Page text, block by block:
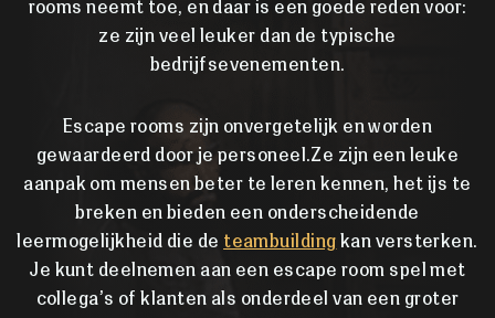
rooms neemt toe, en daar is een goede reden voor:
ze zijn veel leuker dan de typische
bedrijfsevenementen.
Escape rooms zijn onvergetelijk en worden
gewaardeerd door je personeel.Ze zijn een leuke
aanpak om mensen beter te leren kennen, het ijs te
breken en bieden een onderscheidende
leermogelijkheid die de teambuilding kan versterken.
Je kunt deelnemen aan een escape room spel met
collega’s of klanten als onderdeel van een groter